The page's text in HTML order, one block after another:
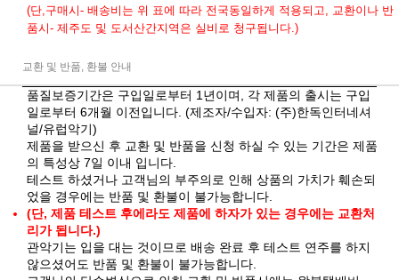
(단,구매시- 배송비는 위 표에 따라 전국동일하게 적용되고, 교환이나 반
품시- 제주도 및 도서산간지역은 실비로 청구됩니다.)
교환 및 반품, 환불 안내
품질보증기간은 구입일로부터 1년이며, 각 제품의 출시는 구입
일로부터 6개월 이전입니다. (제조자/수입자: (주)한독인터네셔
널/유럽악기)
제품을 받으신 후 교환 및 반품을 신청 하실 수 있는 기간은 제품
의 특성상 7일 이내 입니다.
테스트 하셨거나 고객님의 부주의로 인해 상품의 가치가 훼손되
었을 경우에는 반품 및 환불이 불가능합니다.
(단, 제품 테스트 후에라도 제품에 하자가 있는 경우에는 교환처
리가 됩니다.)
관악기는 입을 대는 것이므로 배송 완료 후 테스트 연주를 하지
않으셨어도 반품 및 환불이 불가능합니다.